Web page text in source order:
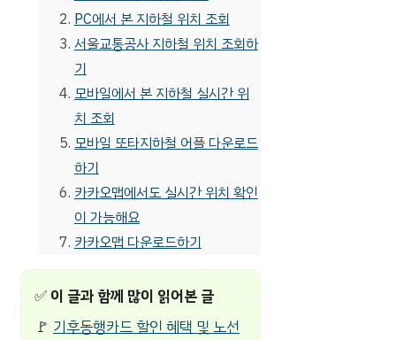
PC에서 본 지하철 위치 조회
서울교통공사 지하철 위치 조회하
기
모바일에서 본 지하철 실시간 위
치 조회
모바일 또타지하철 어플 다운로드
하기
카카오맵에서도 실시간 위치 확인
이 가능해요
카카오맵 다운로드하기
✅이 글과 함께 많이 읽어본 글
🚩 기후동행카드 할인 혜택 및 노선